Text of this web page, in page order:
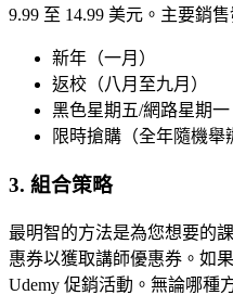
9.99 至 14.99 美元。主要銷售
新年（一月）
返校（八月至九月）
黑色星期五/網路星期一
限時搶購（全年隨機舉
3. 組合策略
最明智的方法是為您想要的
惠券以獲取講師優惠券。如
Udemy 促銷活動。無論哪種